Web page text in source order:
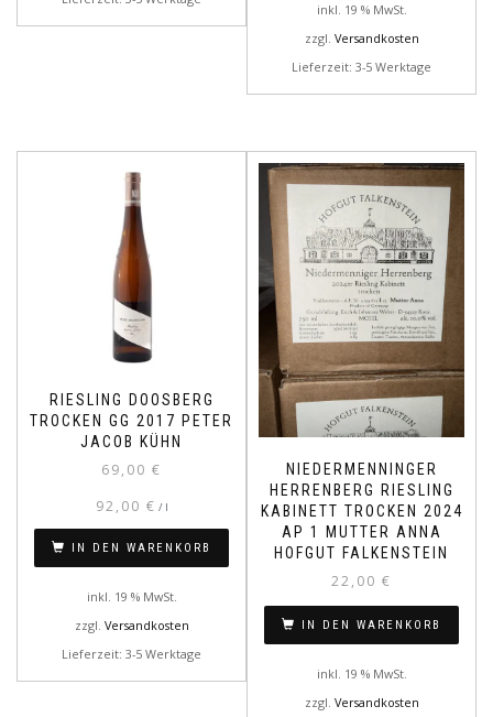
inkl. 19 % MwSt.
zzgl. Versandkosten
Lieferzeit: 3-5 Werktage
RIESLING DOOSBERG
TROCKEN GG 2017 PETER
JACOB KÜHN
69,00 €
92,00 € / l
IN DEN WARENKORB
inkl. 19 % MwSt.
zzgl. Versandkosten
Lieferzeit: 3-5 Werktage
NIEDERMENNINGER
HERRENBERG RIESLING
KABINETT TROCKEN 2024
AP 1 MUTTER ANNA
HOFGUT FALKENSTEIN
22,00 €
IN DEN WARENKORB
inkl. 19 % MwSt.
zzgl. Versandkosten